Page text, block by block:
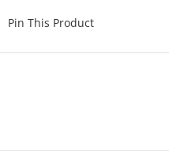
Pin This Product